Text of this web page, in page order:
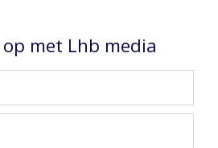
met Lhb media